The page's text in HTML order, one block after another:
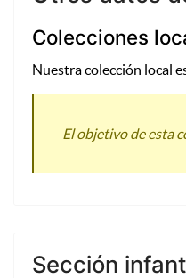
Colecciones
Nuestra colección local
El objetivo de esta
Sección